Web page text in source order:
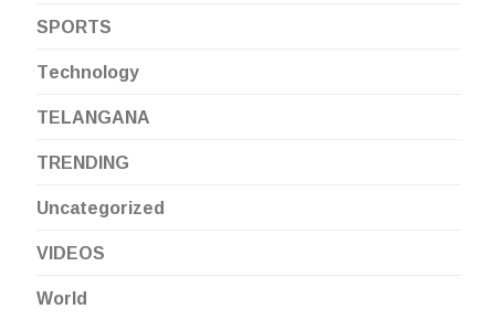
SPORTS
Technology
TELANGANA
TRENDING
Uncategorized
VIDEOS
World